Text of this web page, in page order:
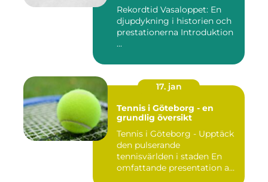
Rekordtid Vasaloppet: En
djupdykning i historien och
prestationerna Introduktion
...
17. jan
Tennis i Göteborg - en
grundlig översikt
Tennis i Göteborg - Upptäck
den pulserande
tennisvärlden i staden En
omfattande presentation av